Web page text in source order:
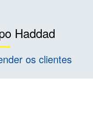
Haddad
os clientes